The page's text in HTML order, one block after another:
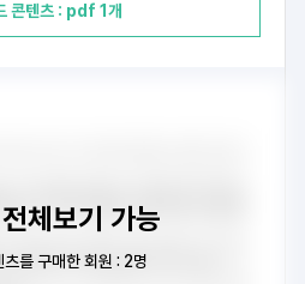
콘텐츠 : pdf 1개
체보기 가능
츠를 구매한 회원 : 2명